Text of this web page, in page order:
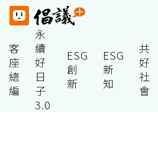
客
座
總
編
永
續
好
日
子
3.0
ESG
創
新
ESG
新
知
共
好
社
會